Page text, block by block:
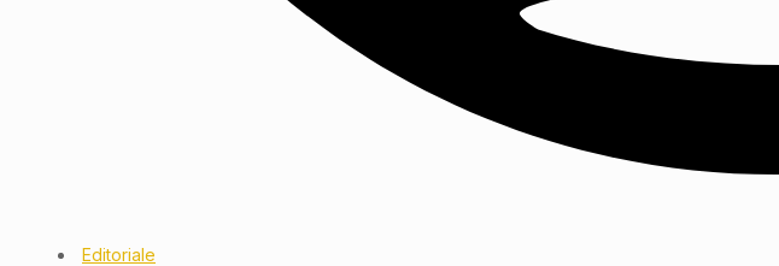
Editoriale